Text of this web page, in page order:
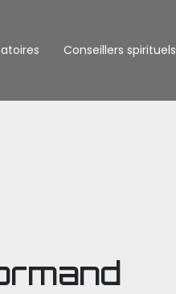
Conseillers spirituels